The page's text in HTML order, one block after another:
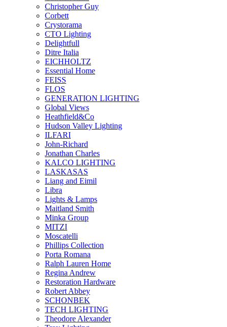
Christopher Guy
Corbett
Crystorama
CTO Lighting
Delightfull
Ditre Italia
EICHHOLTZ
Essential Home
FEISS
FLOS
GENERATION LIGHTING
Global Views
Heathfield&Co
Hudson Valley Lighting
ILFARI
John-Richard
Jonathan Charles
KALCO LIGHTING
LASKASAS
Liang and Eimil
Libra
Lights & Lamps
Maitland Smith
Minka Group
MITZI
Moscatelli
Phillips Collection
Porta Romana
Ralph Lauren Home
Regina Andrew
Restoration Hardware
Robert Abbey
SCHONBEK
TECH LIGHTING
Theodore Alexander